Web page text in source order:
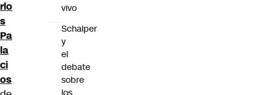
rlo
s
Pa
la
ci
os
vivo
Schalper
y
el
debate
sobre
los